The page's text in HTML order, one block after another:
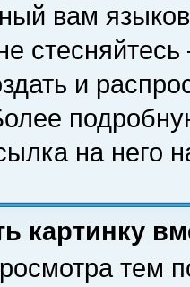
вам
и
на него
картинку
тем